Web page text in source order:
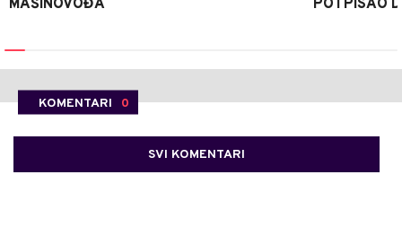
MAŠINOVOĐA
POTPISAO
KOMENTARI 0
SVI KOMENTARI